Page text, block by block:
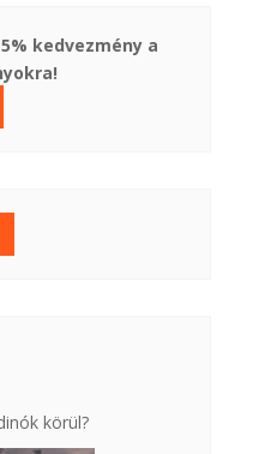
kedvezmény a
körül?